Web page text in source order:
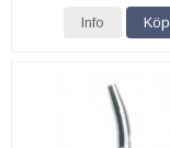
Info Köp